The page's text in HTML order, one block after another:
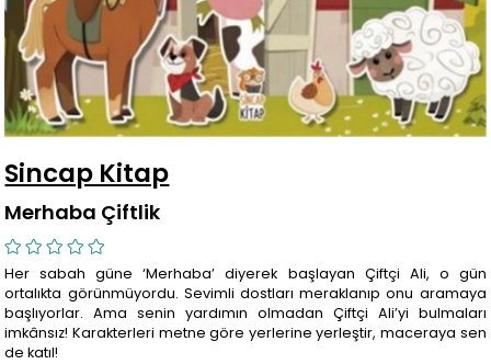
Sincap Kitap
Merhaba Çiftlik
Her sabah güne ‘Merhaba’ diyerek başlayan Çiftçi Ali, o gün
ortalıkta görünmüyordu. Sevimli dostları meraklanıp onu aramaya
başlıyorlar. Ama senin yardımın olmadan Çiftçi Ali’yi bulmaları
imkânsız! Karakterleri metne göre yerlerine yerleştir, maceraya sen
de katıl!